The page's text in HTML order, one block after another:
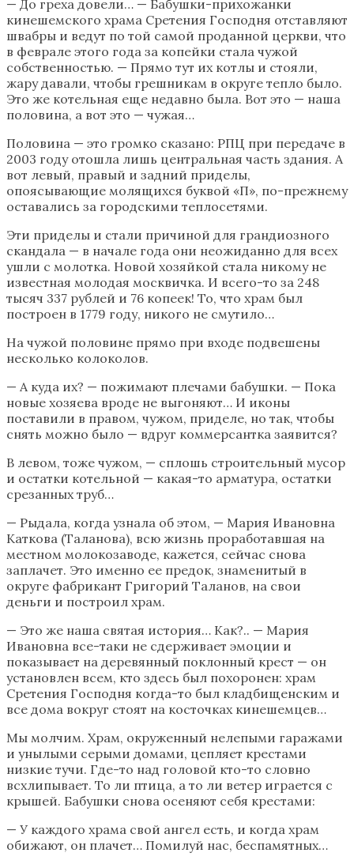
— До греха довели… — Бабушки-прихожанки
кинешемского храма Сретения Господня отставляют
швабры и ведут по той самой проданной церкви, что
в феврале этого года за копейки стала чужой
собственностью. — Прямо тут их котлы и стояли,
жару давали, чтобы грешникам в округе тепло было.
Это же котельная еще недавно была. Вот это — наша
половина, а вот это — чужая…
Половина — это громко сказано: РПЦ при передаче в
2003 году отошла лишь центральная часть здания. А
вот левый, правый и задний приделы,
опоясывающие молящихся буквой «П», по-прежнему
оставались за городскими теплосетями.
Эти приделы и стали причиной для грандиозного
скандала — в начале года они неожиданно для всех
ушли с молотка. Новой хозяйкой стала никому не
известная молодая москвичка. И всего-то за 248
тысяч 337 рублей и 76 копеек! То, что храм был
построен в 1779 году, никого не смутило…
На чужой половине прямо при входе подвешены
несколько колоколов.
— А куда их? — пожимают плечами бабушки. — Пока
новые хозяева вроде не выгоняют… И иконы
поставили в правом, чужом, приделе, но так, чтобы
снять можно было — вдруг коммерсантка заявится?
В левом, тоже чужом, — сплошь строительный мусор
и остатки котельной — какая-то арматура, остатки
срезанных труб…
— Рыдала, когда узнала об этом, — Мария Ивановна
Каткова (Таланова), всю жизнь проработавшая на
местном молокозаводе, кажется, сейчас снова
заплачет. Это именно ее предок, знаменитый в
округе фабрикант Григорий Таланов, на свои
деньги и построил храм.
— Это же наша святая история… Как?.. — Мария
Ивановна все-таки не сдерживает эмоции и
показывает на деревянный поклонный крест — он
установлен всем, кто здесь был похоронен: храм
Сретения Господня когда-то был кладбищенским и
все дома вокруг стоят на косточках кинешемцев…
Мы молчим. Храм, окруженный нелепыми гаражами
и унылыми серыми домами, цепляет крестами
низкие тучи. Где-то над головой кто-то словно
всхлипывает. То ли птица, а то ли ветер играется с
крышей. Бабушки снова осеняют себя крестами:
— У каждого храма свой ангел есть, и когда храм
обижают, он плачет… Помилуй нас, беспамятных…